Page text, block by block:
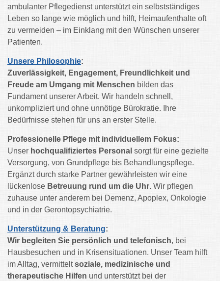
ambulanter Pflegedienst unterstützt ein selbstständiges
Leben so lange wie möglich und hilft, Heimaufenthalte oft
zu vermeiden – im Einklang mit den Wünschen unserer
Patienten.
Unsere Philosophie:
Zuverlässigkeit, Engagement, Freundlichkeit und
Freude am Umgang mit Menschen bilden das
Fundament unserer Arbeit. Wir handeln schnell,
unkompliziert und ohne unnötige Bürokratie. Ihre
Bedürfnisse stehen für uns an erster Stelle.
Professionelle Pflege mit individuellem Fokus:
Unser hochqualifiziertes Personal sorgt für eine gezielte
Versorgung, von Grundpflege bis Behandlungspflege.
Ergänzt durch starke Partner gewährleisten wir eine
lückenlose Betreuung rund um die Uhr. Wir pflegen
zuhause unter anderem bei Demenz, Apoplex, Onkologie
und in der Gerontopsychiatrie.
Unterstützung & Beratung:
Wir begleiten Sie persönlich und telefonisch, bei
Hausbesuchen und in Krisensituationen. Unser Team hilft
im Alltag, vermitteltsoziale, medizinische und
therapeutische Hilfen und unterstützt bei der